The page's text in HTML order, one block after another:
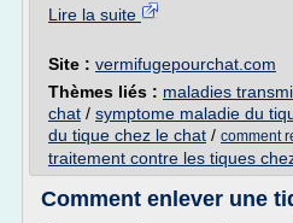
Lire la suite
Site : vermifugepourchat.com
Thèmes liés : maladies
chat / symptome maladie du
du tique chez le chat / comment
traitement contre les tiques
Comment enlever une